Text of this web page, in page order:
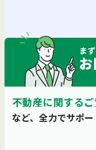
ま
不動産に関する
など、全力でサポー